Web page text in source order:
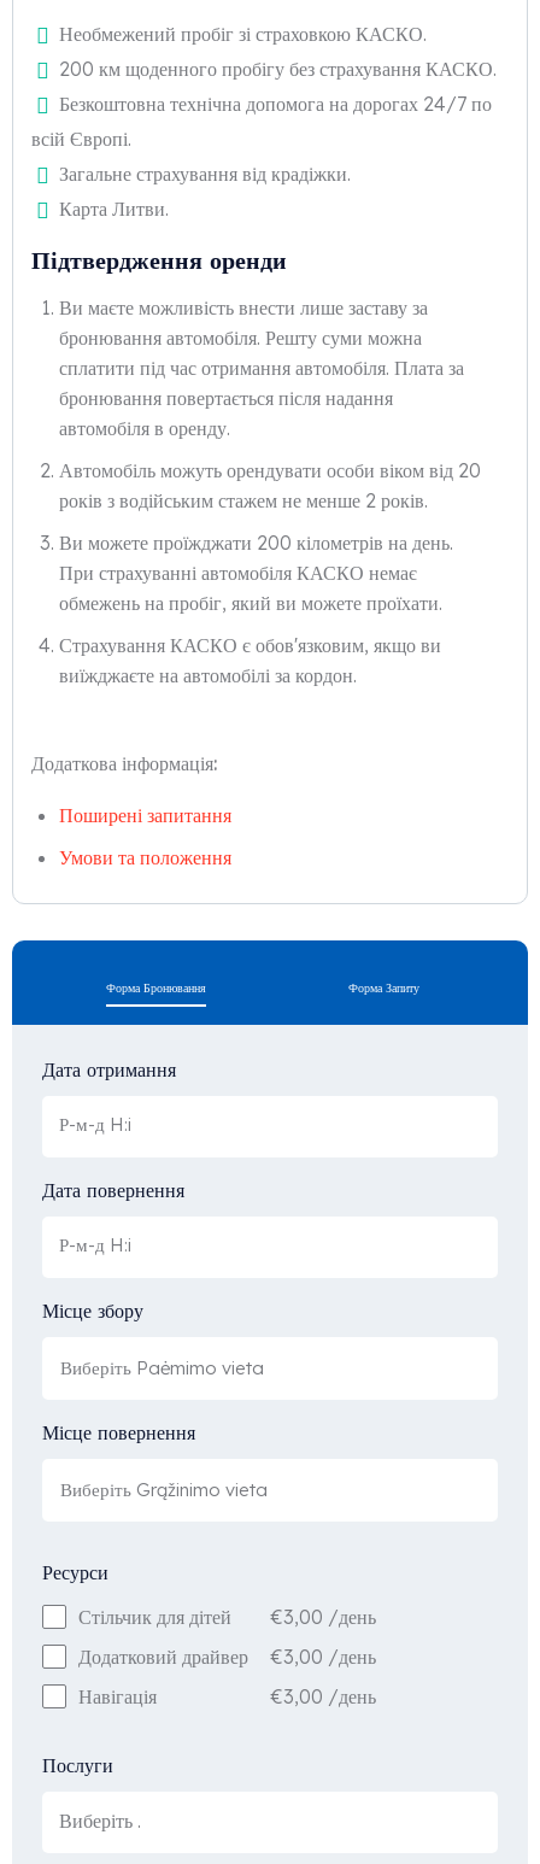
Необмежений пробіг зі страховкою КАСКО.
200 км щоденного пробігу без страхування КАСКО.
Безкоштовна технічна допомога на дорогах 24/7 по
всій Європі.
Загальне страхування від крадіжки.
Карта Литви.
Підтвердження оренди
Ви маєте можливість внести лише заставу за
бронювання автомобіля. Решту суми можна
сплатити під час отримання автомобіля. Плата за
бронювання повертається після надання
автомобіля в оренду.
Автомобіль можуть орендувати особи віком від 20
років з водійським стажем не менше 2 років.
Ви можете проїжджати 200 кілометрів на день.
При страхуванні автомобіля КАСКО немає
обмежень на пробіг, який ви можете проїхати.
Страхування КАСКО є обов'язковим, якщо ви
виїжджаєте на автомобілі за кордон.
Додаткова інформація:
Поширені запитання
Умови та положення
Форма Бронювання Форма Запиту
Дата отримання
Дата повернення
Місце збору
Місце повернення
Ресурси
Стільчик для дітей
€3,00 /день
Додатковий драйвер
€3,00 /день
Навігація
€3,00 /день
Послуги